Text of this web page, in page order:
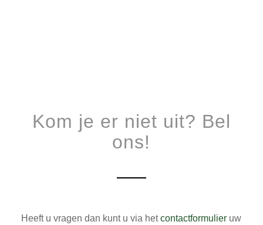
Kom je er niet uit? Bel
ons!
Heeft u vragen dan kunt u via hetcontactformulier uw